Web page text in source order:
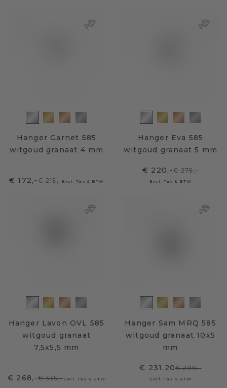
Hanger Garnet 585
witgoud granaat 4 mm
€ 172,-€ 215,-Excl. Tax & BTW
Hanger Eva 585
witgoud granaat 5 mm
€ 220,-€ 275,-
Excl. Tax & BTW
Hanger Lavon OVL 585
witgoud granaat
7,5x5,5 mm
€ 268,-€ 335,-Excl. Tax & BTW
Hanger Sam MRQ 585
witgoud granaat 10x5
mm
€ 231,20€ 289,-
Excl. Tax & BTW